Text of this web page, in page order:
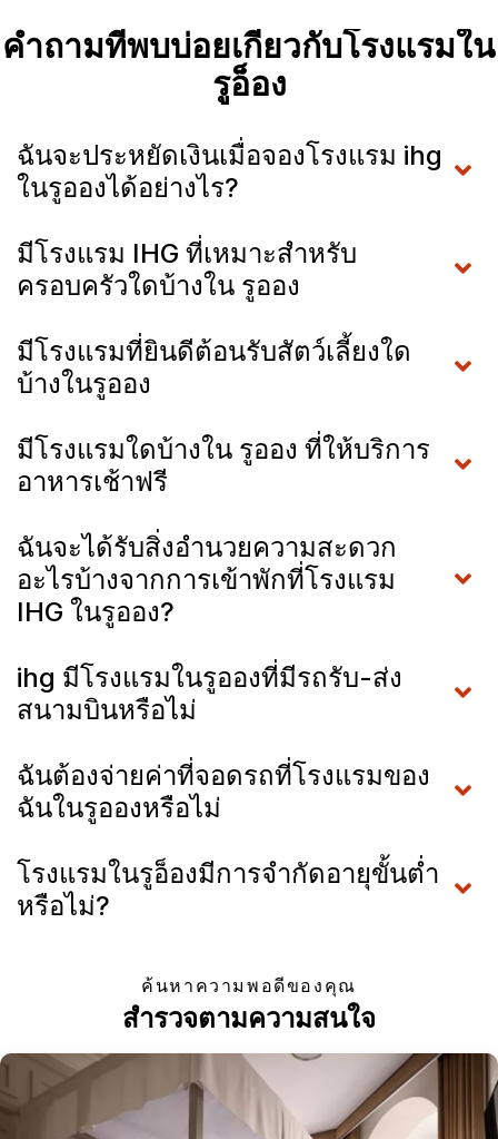
คำถามที่พบบ่อยเกี่ยวกับโรงแรมใน
รูอ็อง
ฉันจะประหยัดเงินเมื่อจองโรงแรม ihg
ในรูอองได้อย่างไร?
มีโรงแรม IHG ที่เหมาะสำหรับ
ครอบครัวใดบ้างใน รูออง
มีโรงแรมที่ยินดีต้อนรับสัตว์เลี้ยงใด
บ้างในรูออง
มีโรงแรมใดบ้างใน รูออง ที่ให้บริการ
อาหารเช้าฟรี
ฉันจะได้รับสิ่งอำนวยความสะดวก
อะไรบ้างจากการเข้าพักที่โรงแรม
IHG ในรูออง?
ihg มีโรงแรมในรูอองที่มีรถรับ-ส่ง
สนามบินหรือไม่
ฉันต้องจ่ายค่าที่จอดรถที่โรงแรมของ
ฉันในรูอองหรือไม่
โรงแรมในรูอ็องมีการจำกัดอายุขั้นต่ำ
หรือไม่?
ค้นหาความพอดีของคุณ
สำรวจตามความสนใจ